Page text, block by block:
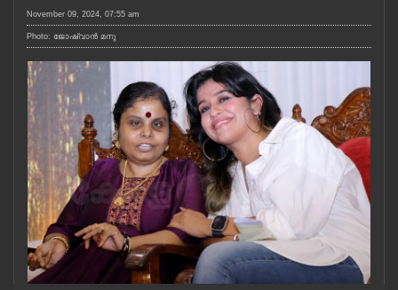
KERALA
LOCAL
OBITUARY
NEWS 360
CASE DIARY
November 09, 2024, 07:55 am
Photo: ജോഷ്‌വാൻ മനു